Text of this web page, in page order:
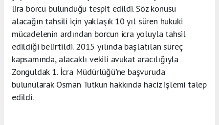
lira borcu bulunduğu tespit edildi. Söz konusu
alacağın tahsili için yaklaşık 10 yıl süren hukuki
mücadelenin ardından borcun icra yoluyla tahsil
edildiği belirtildi. 2015 yılında başlatılan süreç
kapsamında, alacaklı vekili avukat aracılığıyla
Zonguldak 1. İcra Müdürlüğü'ne başvuruda
bulunularak Osman Tutkun hakkında haciz işlemi talep
edildi.